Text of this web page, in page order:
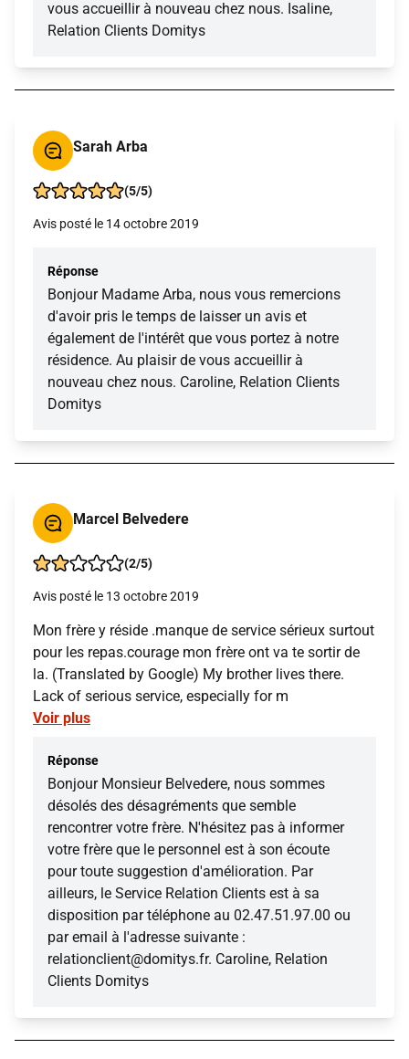
vous accueillir à nouveau chez nous. Isaline,
Relation Clients Domitys
Sarah Arba
(5/5)
Avis posté le 14 octobre 2019
Réponse
Bonjour Madame Arba, nous vous remercions
d'avoir pris le temps de laisser un avis et
également de l'intérêt que vous portez à notre
résidence. Au plaisir de vous accueillir à
nouveau chez nous. Caroline, Relation Clients
Domitys
Marcel Belvedere
(2/5)
Avis posté le 13 octobre 2019
Mon frère y réside .manque de service sérieux surtout
pour les repas.courage mon frère ont va te sortir de
la. (Translated by Google) My brother lives there.
Lack of serious service, especially for m
Voir plus
Réponse
Bonjour Monsieur Belvedere, nous sommes
désolés des désagréments que semble
rencontrer votre frère. N'hésitez pas à informer
votre frère que le personnel est à son écoute
pour toute suggestion d'amélioration. Par
ailleurs, le Service Relation Clients est à sa
disposition par téléphone au 02.47.51.97.00 ou
par email à l'adresse suivante :
relationclient@domitys.fr. Caroline, Relation
Clients Domitys